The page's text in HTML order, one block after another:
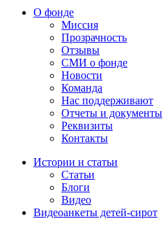
О фонде
Миссия
Прозрачность
Отзывы
СМИ о фонде
Новости
Команда
Нас поддерживают
Отчеты и документы
Реквизиты
Контакты
Истории и статьи
Статьи
Блоги
Видео
Видеоанкеты детей-сирот